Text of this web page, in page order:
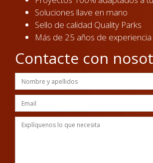
Soluciones llave en mano
Sello de calidad Quality Parks
Más de 25 años de experiencia
Contacte con